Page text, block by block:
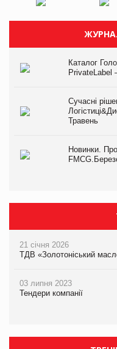
Каталог
PrivateLabel
Сучасні
Травень
Новинки.
21 січня 2026
ТДВ «Золотоніський
03 липня 2023
Тендери компанії